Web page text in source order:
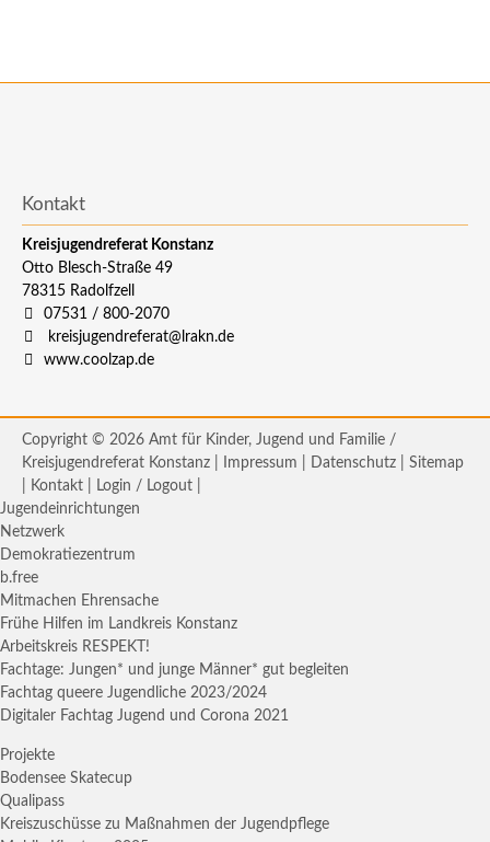
Kontakt
Kreisjugendreferat Konstanz
Otto Blesch-Straße 49
78315 Radolfzell
07531 / 800-2070
kreisjugendreferat@lrakn.de
www.coolzap.de
Copyright © 2026 Amt für Kinder, Jugend und Familie /
Kreisjugendreferat Konstanz |
Impressum Datenschutz
Sitemap
Kontakt Login / Logout
Jugendeinrichtungen
Netzwerk
Demokratiezentrum
b.free
Mitmachen Ehrensache
Frühe Hilfen im Landkreis Konstanz
Arbeitskreis RESPEKT!
Fachtage: Jungen* und junge Männer* gut begleiten
Fachtag queere Jugendliche 2023/2024
Digitaler Fachtag Jugend und Corona 2021
Projekte
Bodensee Skatecup
Qualipass
Kreiszuschüsse zu Maßnahmen der Jugendpflege